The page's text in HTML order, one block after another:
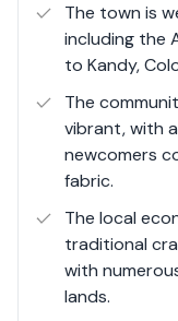
amenities of
the Colombo-
connectivity,
and visitors. The
residential
opportunities for
The town is
including the
to Kandy,
The
vibrant, with
newcomers
fabric.
The local
traditional
with
lands.